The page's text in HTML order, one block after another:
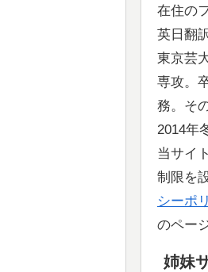
在住の
英日翻
東京芸
専攻。
務。そ
2014年
当サイ
制限を
シーポ
のペー
姉妹